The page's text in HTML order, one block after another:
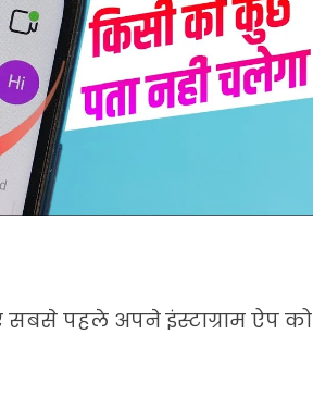
सबसे पहले अपने इंस्टाग्राम ऐप को